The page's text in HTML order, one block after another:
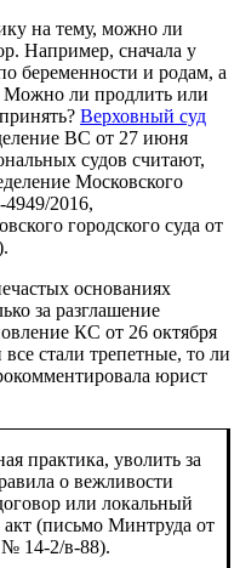
на тему, можно ли
Например, сначала у
беременности и родам, а
Можно ли продлить или
Верховный суд
ВС от 27 июня
судов считают,
Московского
4949/2016,
городского суда от
основаниях
за разглашение
КС от 26 октября
стали трепетные, то ли
юрист
практика, уволить за
о вежливости
или локальный
(письмо Минтруда от
№ 14-2/в-88).